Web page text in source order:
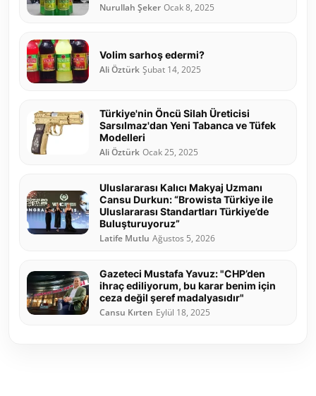
Nurullah Şeker Ocak 8, 2025
Volim sarhoş edermi?
Ali Öztürk Şubat 14, 2025
Türkiye'nin Öncü Silah Üreticisi
Sarsılmaz'dan Yeni Tabanca ve Tüfek
Modelleri
Ali Öztürk Ocak 25, 2025
Uluslararası Kalıcı Makyaj Uzmanı
Cansu Durkun: “Browista Türkiye ile
Uluslararası Standartları Türkiye’de
Buluşturuyoruz”
Latife Mutlu Ağustos 5, 2026
Gazeteci Mustafa Yavuz: "CHP’den
ihraç ediliyorum, bu karar benim için
ceza değil şeref madalyasıdır"
Cansu Kırten Eylül 18, 2025